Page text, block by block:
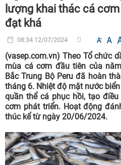
lượng khai thác cá
đạt khá
08:34 12/07/2024
(vasep.com.vn) Theo Tổ chức
mùa cá cơm đầu tiên của
Bắc Trung Bộ Peru đã hoàn
tháng 6. Nhiệt độ mặt nước
quần thể cá phục hồi, tạo
cơm phát triển. Hoạt động
thúc kể từ ngày 20/06/2024.